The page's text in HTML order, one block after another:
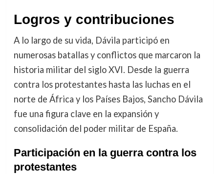
Logros y contribuciones
A lo largo de su vida, Dávila participó en
numerosas batallas y conflictos que marcaron la
historia militar del siglo XVI. Desde la guerra
contra los protestantes hasta las luchas en el
norte de África y los Países Bajos, Sancho Dávila
fue una figura clave en la expansión y
consolidación del poder militar de España.
Participación en la guerra contra los
protestantes